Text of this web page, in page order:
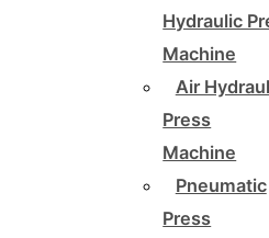
Hydraulic
Machine
Air
Press
Machine
Pneumatic
Press